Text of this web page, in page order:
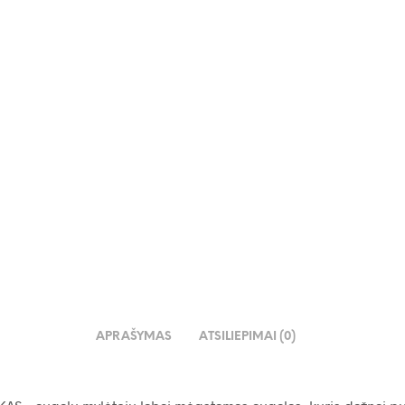
APRAŠYMAS ATSILIEPIMAI (0)